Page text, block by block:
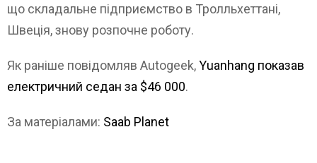
що складальне підприємство в Тролльхеттані,
Швеція, знову розпочне роботу.
Як раніше повідомляв Autogeek,Yuanhang показав
електричний седан за $46 000.
За матеріалами: Saab Planet